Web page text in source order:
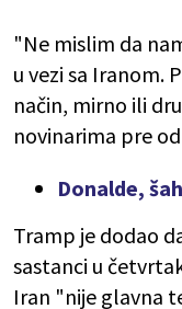
"Ne mislim da
u vezi sa Iranom.
način, mirno ili
novinarima pre
Donalde,
Tramp je dodao
sastanci u
Iran "nije glavna